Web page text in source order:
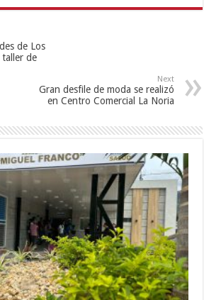
de Los
taller de
Next
Gran desfile de moda se realizó
en Centro Comercial La Noria